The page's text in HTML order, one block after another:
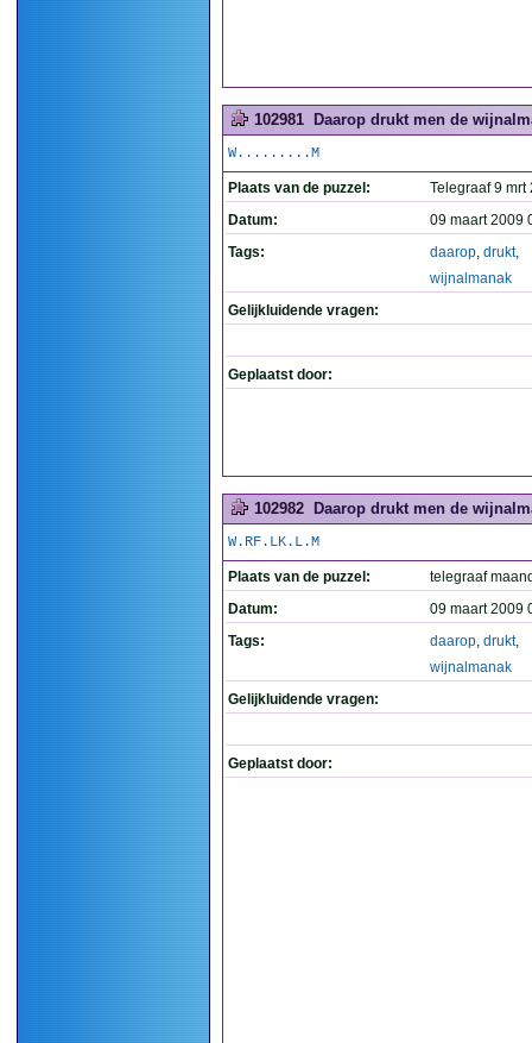
102981 Daarop drukt men de
W.........M
Plaats van de puzzel:
Telegraaf 9 mrt
Datum:
09 maart 2009
Tags:
daarop, drukt,
wijnalmanak
Gelijkluidende vragen:
Geplaatst door:
102982 Daarop drukt men de
W.RF.LK.L.M
Plaats van de puzzel:
telegraaf
Datum:
09 maart 2009
Tags:
daarop, drukt,
wijnalmanak
Gelijkluidende vragen:
Geplaatst door: